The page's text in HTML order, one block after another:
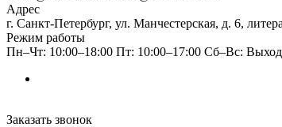
Адрес
г. Санкт-Петербург, ул. Манчестерская, д. 6,
Режим работы
Пн–Чт: 10:00–18:00 Пт: 10:00–17:00 Сб–Вс:
Заказать звонок